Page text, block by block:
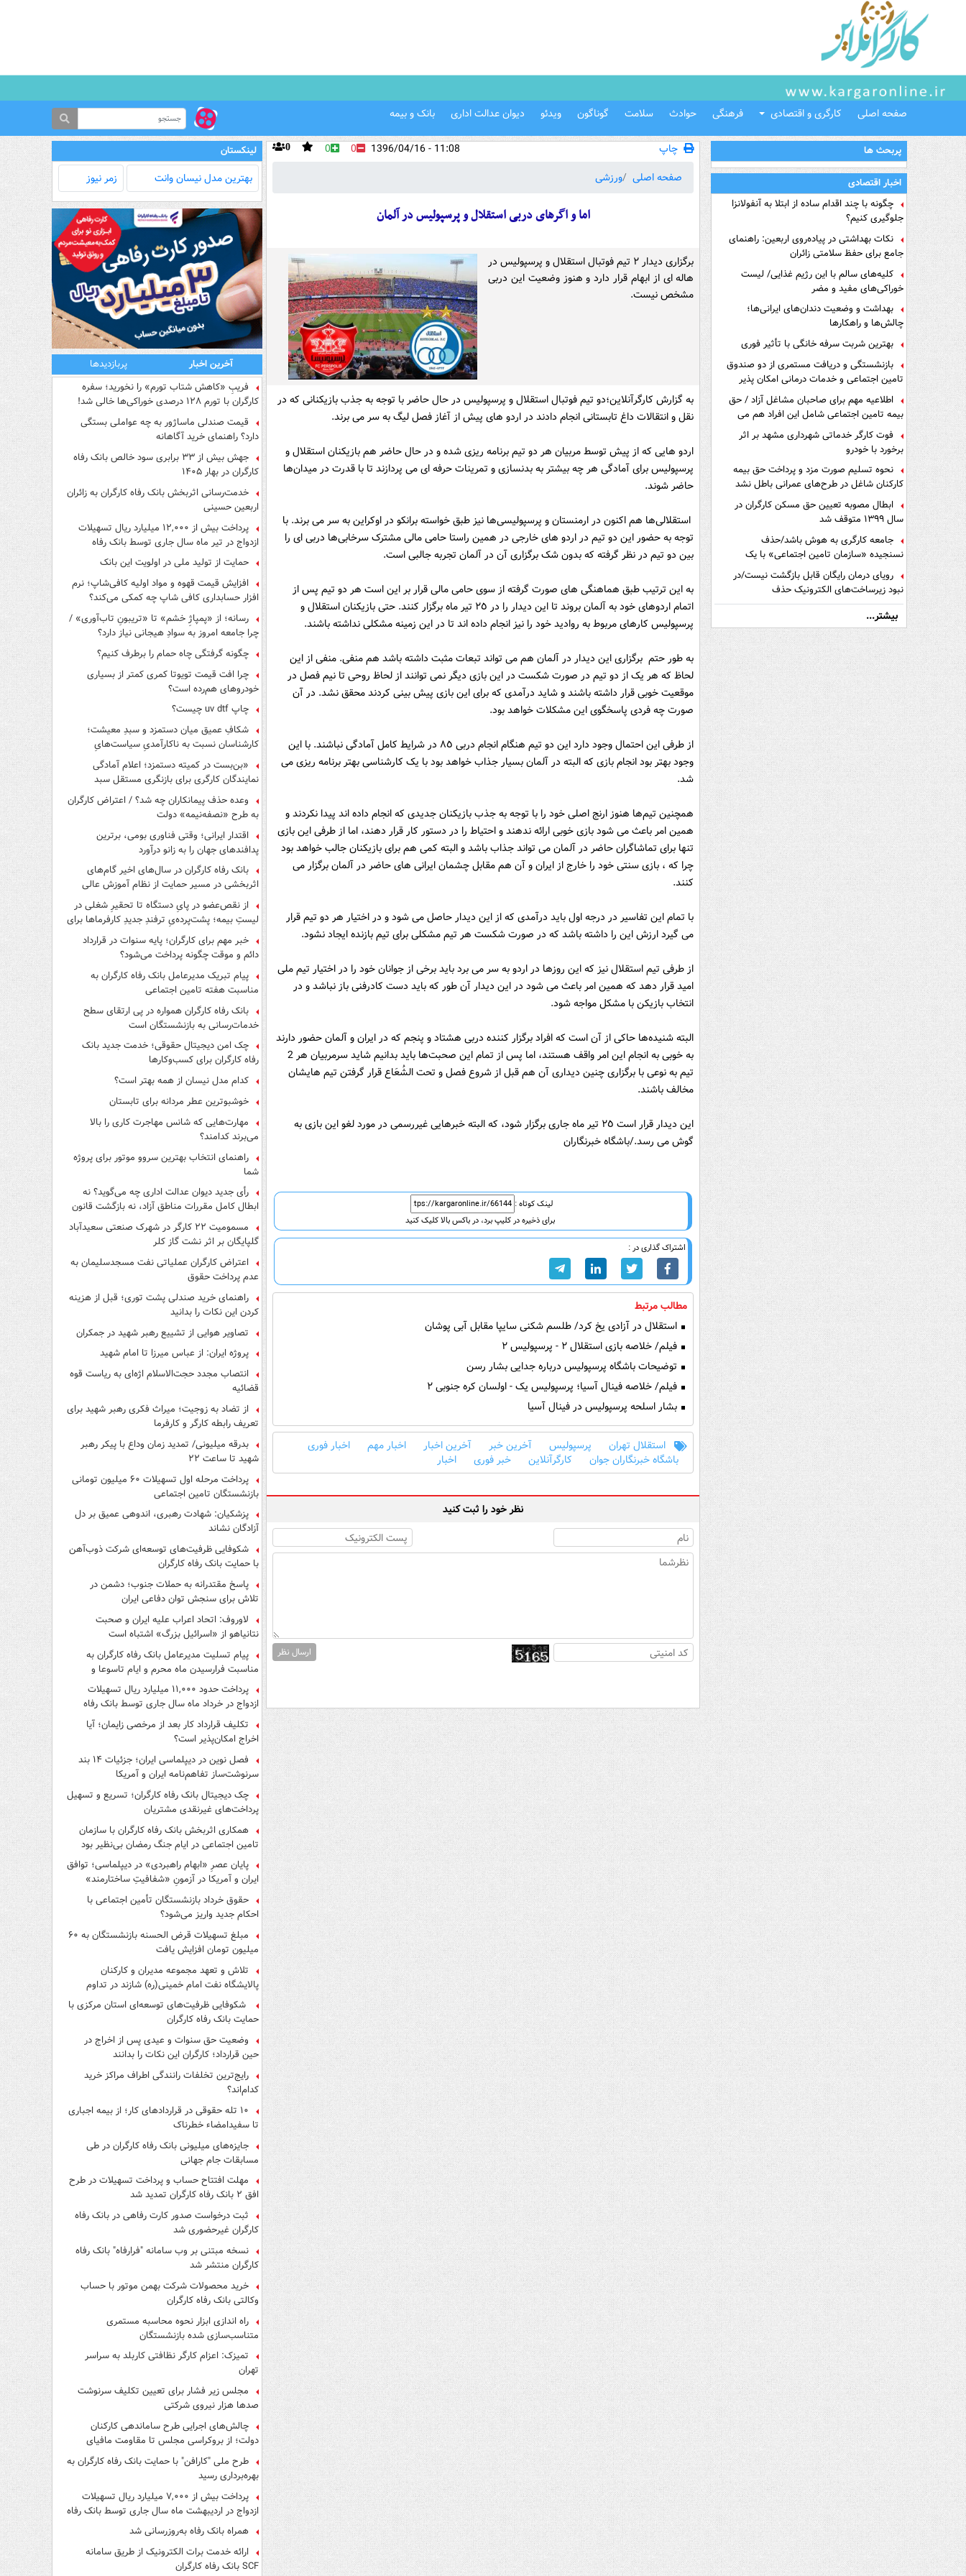
صفحه اصلی کارگری و اقتصادی فرهنگی حوادث سلامت گوناگون ویدئو دیوان عدالت اداری بانک و بیمه
پربحث ها
اخبار اقتصادی
چگونه با چند اقدام ساده از ابتلا به آنفولانزا
جلوگیری کنیم؟
نکات بهداشتی در پیاده‌روی اربعین: راهنمای
جامع برای حفظ سلامتی زائران
کلیه‌های سالم با این رژیم غذایی/ لیست
خوراکی‌های مفید و مضر
بهداشت و وضعیت دندان‌های ایرانی‌ها؛
چالش‌ها و راهکارها
بهترین شربت سرفه خانگی با تأثیر فوری
بازنشستگی و دریافت مستمری از دو صندوق
تامین اجتماعی و خدمات درمانی امکان پذیر
است ؟
اطلاعیه مهم برای صاحبان مشاغل آزاد / حق
بیمه تامین اجتماعی شامل این افراد هم می
شودفوت کارگر خدماتی شهرداری مشهد بر اثر
برخورد با خودرو
نحوه تسلیم صورت مزد و پرداخت حق بیمه
کارکنان شاغل در طرح‌های عمرانی باطل نشد
ابطال مصوبه تعیین حق مسکن کارگران در
سال ۱۳۹۹ متوقف شد
جامعه کارگری به هوش باشد/حذف
نسنجیده «سازمان تامین اجتماعی» با یک
تفاهم نامه!
رویای درمان رایگان قابل بازگشت نیست/در
نبود زیرساخت‌های الکترونیک حذف
دفترچه‌های بیمه اشتباه مضاعف است
بیشتر...
چاپ 0 0 0
11:08 - 1396/04/16
صفحه اصلی
ورزشی
اما و اگر‌های دربی استقلال و پرسپولیس در آلمان
برگزاری دیدار ۲ تیم فوتبال استقلال و پرسپولیس در
هاله اى از ابهام قرار دارد و هنوز وضعیت این دربى
مشخص نیست.
به گزارش کارگرآنلاین؛دو تیم فوتبال استقلال و پرسپولیس در حال حاضر با توجه به جذب بازیکنانى که در
نقل و انتقالات داغ تابستانى انجام دادند در اردو هاى پیش از آغاز فصل لیگ به سر مى برند.
اردو هایى که از پیش توسط مربیان هر دو تیم برنامه ریزی شده و در حال حاضر هم بازیکنان استقلال و
پرسپولیس براى آمادگى هر چه بیشتر به بدنسازى و تمرینات حرفه اى مى پردازند تا با قدرت در میدان‌ها
حاضر شوند.
استقلالى‌ها هم اکنون در ارمنستان و پرسپولیسى‌ها نیز طبق خواسته برانکو در اوکراین به سر مى برند. با
توجه به حضور این دو تیم در اردو هاى خارجى در همین راستا حامى مالى مشترک سرخابى‌ها دربى اى را
بین دو تیم در نظر گرفته که بدون شک برگزارى آن در آلمان تجربه جالبى است.
به این ترتیب طبق هماهنگى هاى صورت گرفته از سوى حامى مالى قرار بر این است هر دو تیم پس از
اتمام اردوهای خود به آلمان بروند تا این دیدار را در ٢٥ تیر ماه برگزار کنند. حتى بازیکنان استقلال و
پرسپولیس کارهاى مربوط به روادید خود را نیز انجام داده اند تا در این زمینه مشکلى نداشته باشند.
به طور حتم برگزارى این دیدار در آلمان هم مى تواند تبعات مثبت داشته باشد هم منفى. منفى از این
لحاظ که هر یک از دو تیم در صورت شکست در این بازى دیگر نمى توانند از لحاظ روحى تا نیم فصل در
موقعیت خوبى قرار داشته باشند و شاید درآمدى که براى این بازى پیش بینى کردند محقق نشد. در آن
صورت چه فردى پاسخگوى این مشکلات خواهد بود.
از طرفى این احتمال وجود دارد این دو تیم هنگام انجام دربى ٨٥ در شرایط کامل آمادگى نباشند. با این
وجود بهتر بود انجام بازى که البته در آلمان بسیار جذاب خواهد بود با یک کارشناسى بهتر برنامه ریزى می
شد.
همچنین تیم‌ها هنوز ارنج اصلى خود را با توجه به جذب بازیکنان جدیدى که انجام داده اند پیدا نکردند و
همین امر باعث مى شود بازی خوبی ارائه ندهند و احتیاط را در دستور کار قرار دهند، اما از طرفى این بازى
تنها براى تماشاگران حاضر در آلمان مى تواند جذاب باشد و البته کمى هم براى بازیکنان جالب خواهد بود
چرا که ، بازى سنتى خود را خارج از ایران و آن هم مقابل چشمان ایرانى هاى حاضر در آلمان برگزار مى
کنند.
با تمام این تفاسیر در درجه اول باید درآمدى که از این دیدار حاصل مى شود و در اختیار هر دو تیم قرار
مى گیرد ارزش این را داشته باشد که در صورت شکست هر تیم مشکلی برای تیم بازنده ایجاد نشود.
از طرفى تیم استقلال نیز که این روز‌ها در اردو به سر مى برد باید برخى از جوانان خود را در اختیار تیم ملی
امید قرار دهد که همین امر باعث مى شود در این دیدار آن طور که باید دست کادرفنی باز نباشد و در
انتخاب بازیکن با مشکل مواجه شود.
البته شنیده‌ها حاکى از آن است که افراد برگزار کننده دربى هشتاد و پنجم که در ایران و آلمان حضور دارند
به خوبى به انجام این امر واقف هستند، اما پس از تمام این صحبت‌ها باید بدانیم شاید سرمربیان هر 2
تیم به نوعى با برگزارى چنین دیدارى آن هم قبل از شروع فصل و تحت الشُعَاع قرار گرفتن تیم هایشان
مخالف باشند.
این دیدار قرار است ٢٥ تیر ماه جارى برگزار شود، که البته خبرهایى غیررسمی در مورد لغو این بازى به
گوش مى رسد./باشگاه خبرنگاران
لینک کوتاه :
برای ذخیره در کلیپ برد، در باکس بالا کلیک کنید
اشتراک گذاری در :
مطالب مرتبط
استقلال در آزادی یخ کرد/ طلسم شکنی سایپا مقابل آبی پوشان
فیلم/ خلاصه بازی استقلال ۲ - پرسپولیس ۲
توضیحات باشگاه پرسپولیس درباره جدایی بشار رسن
فیلم/ خلاصه فینال آسیا؛ پرسپولیس یک - اولسان کره جنوبی ۲
بشار اسلحه پرسپولیس در فینال آسیا
استقلال تهران پرسپولیس آخرین خبر آخرین اخبار اخبار مهم
اخبار فوری
باشگاه خبرنگاران جوان
کارگرآنلاین خبر فوری اخبار
نظر خود را ثبت کنید
ارسال نظر
لینکستان
بهترین مدل‌ نیسان وانت زمر نیوز
آخرین اخبار
پربازدیدها
فریبِ «کاهش شتاب تورم» را نخورید؛ سفره
کارگران با تورم ۱۲۸ درصدی خوراکی‌ها خالی شد!
قیمت صندلی ماساژور به چه عواملی بستگی
دارد؟ راهنمای خرید آگاهانه
جهش بیش از ۳۳ برابری سود خالص بانک رفاه
کارگران در بهار ۱۴۰۵
خدمت‌رسانی اثربخش بانک رفاه کارگران به زائران
اربعین حسینی
پرداخت بیش از ۱۲,۰۰۰ میلیارد ریال تسهیلات
ازدواج در تیر ماه سال جاری توسط بانک رفاه
کارگران
حمایت از تولید ملی در اولویت این بانک
افزایش قیمت قهوه و مواد اولیه کافی‌شاپ؛ نرم
افزار حسابداری کافی شاپ چه کمکی می‌کند؟
رسانه؛ از «پمپاژِ خشم» تا «تریبونِ تاب‌آوری» /
چرا جامعه امروز به سوادِ هیجانی نیاز دارد؟
چگونه گرفتگی چاه حمام را برطرف کنیم؟
چرا افت قیمت تویوتا کمری کمتر از بسیاری
خودروهای هم‌رده است؟
چاپ uv dtf چیست؟
شکافِ عمیق میان دستمزد و سبدِ معیشت؛
کارشناسان نسبت به ناکارآمدیِ سیاست‌هایِ
حمایتی هشدار دادند
«بن‌بست در کمیته دستمزد؛ اعلام آمادگی
نمایندگان کارگری برای بازنگری مستقل سبد
وعده حذف پیمانکاران چه شد؟ / اعتراض کارگران
به طرح «نصفه‌نیمه» دولت
اقتدار ایرانی؛ وقتی فناوری بومی، برترین
پدافندهای جهان را به زانو درآورد
بانک رفاه کارگران در سال‌های اخیر گام‌های
اثربخشی در مسیر حمایت از نظام آموزش عالی
برداشته است
از نقص‌عضو در پایِ دستگاه تا تحقیرِ شغلی در
لیستِ بیمه؛ پشت‌پرده‌یِ ترفندِ جدیدِ کارفرماها برای
فرار از قانون چیست؟
خبر مهم برای کارگران؛ پایه سنوات در قرارداد
دائم و موقت چگونه پرداخت می‌شود؟
پیام تبریک مدیرعامل بانک رفاه کارگران به
مناسبت هفته تامین اجتماعی
بانک رفاه کارگران همواره در پی ارتقای سطح
خدمات‌رسانی به بازنشستگان است
چک امن دیجیتال حقوقی؛ خدمت جدید بانک
رفاه کارگران برای کسب‌وکارها
کدام مدل نیسان از همه بهتر است؟
خوشبوترین عطر مردانه برای تابستان
مهارت‌هایی که شانس مهاجرت کاری را بالا
می‌برند کدامند؟
راهنمای انتخاب بهترین سروو موتور برای پروژه
شما
رأی جدید دیوان عدالت اداری چه می‌گوید؟ نه
ابطال کامل مقررات مناطق آزاد، نه بازگشت قانون
مسمومیت ۲۲ کارگر در شهرک صنعتی سعیدآباد
گلپایگان بر اثر نشت گاز کلر
اعتراض کارگران عملیاتی نفت مسجدسلیمان به
عدم پرداخت حقوق
راهنمای خرید صندلی پشت توری؛ قبل از هزینه
کردن این نکات را بدانید
تصاویر هوایی از تشییع رهبر شهید در جمکران
پروژه ایران: از عباس میرزا تا امام شهید
انتصاب مجدد حجت‌الاسلام اژه‌ای به ریاست قوه‌
قضائیه
از تضاد به زوجیت؛ میراث فکری رهبر شهید برای
تعریف رابطه کارگر و کارفرما
بدرقه میلیونی/ تمدید زمان وداع با پیکر رهبر
شهید تا ساعت ۲۲
پرداخت مرحله اول تسهیلات ۶۰ میلیون تومانی
بازنشستگان تامین اجتماعی
پزشکیان: شهادت رهبری، اندوهی عمیق بر دل
آزادگان نشاند
شکوفایی ظرفیت‌های توسعه‌ای شرکت ذوب‌آهن
با حمایت‌ بانک رفاه کارگران
پاسخ مقتدرانه به حملات جنوب؛ دشمن در
تلاش برای سنجش توان دفاعی ایران
لاوروف: اتحاد اعراب علیه ایران و صحبت
نتانیاهو از «اسرائیل بزرگ» اشتباه است
پیام تسلیت مدیرعامل بانک رفاه کارگران به
مناسبت فرارسیدن ماه محرم و ایام تاسوعا و
عاشورای حسینی
پرداخت حدود ۱۱,۰۰۰ میلیارد ریال تسهیلات
ازدواج در خرداد ماه سال جاری توسط بانک رفاه
کارگران
تکلیف قرارداد کار بعد از مرخصی زایمان؛ آیا
اخراج امکان‌پذیر است؟
فصل نوین در دیپلماسی ایران؛ جزئیات ۱۴ بند
سرنوشت‌ساز تفاهم‌نامه ایران و آمریکا
چک دیجیتال بانک رفاه کارگران؛ تسریع و تسهیل
پرداخت‌های غیرنقدی مشتریان
همکاری اثربخش بانک رفاه کارگران با سازمان
تامین اجتماعی در ایام جنگ رمضان بی‌نظیر بود
پایان عصرِ «ابهام راهبردی» در دیپلماسی؛ توافق
ایران و آمریکا در آزمونِ «شفافیتِ ساختارمند»
حقوق خرداد بازنشستگان تأمین اجتماعی با
احکام جدید واریز می‌شود؟
مبلغ تسهیلات قرض الحسنه بازنشستگان به ۶۰
میلیون تومان افزایش یافت
تلاش و تعهد مجموعه مدیران و کارکنان
پالایشگاه نفت امام خمینی(ره) شازند در تداوم
تولید در ایام جنگ رمضان، شایسته قدردانی است
شکوفایی ظرفیت‌های توسعه‌ای استان مرکزی با
حمایت بانک رفاه کارگران
وضعیت حق سنوات و عیدی پس از اخراج در
حین قرارداد؛ کارگران این نکات را بدانند
رایج‌ترین تخلفات رانندگی اطراف مراکز خرید
کدام‌اند؟
۱۰ تله حقوقی در قراردادهای کار؛ از بیمه اجباری
تا سفیدامضاء خطرناک
جایزه‌های میلیونی بانک رفاه کارگران در طی
مسابقات جام جهانی
مهلت افتتاح حساب و پرداخت تسهیلات در طرح
افق ۲ بانک رفاه کارگران تمدید شد
ثبت درخواست صدور کارت رفاهی در بانک رفاه
کارگران غیرحضوری شد
نسخه مبتنی بر وب سامانه "فرارفاه" بانک رفاه
کارگران منتشر شد
خرید محصولات شرکت بهمن موتور با حساب
وکالتی بانک رفاه کارگران
راه اندازی ابزار نحوه محاسبه مستمری
متناسب‌سازی شده بازنشستگان
تمیزک: اعزام کارگر نظافتی کاربلد به سراسر
تهران
مجلس زیر فشار برای تعیین تکلیف سرنوشت
صدها هزار نیروی شرکتی
چالش‌های اجرایی طرح ساماندهی کارکنان
دولت؛ از بروکراسی مجلس تا مقاومت مافیای
واسطه‌گری
طرح ملی "کارافن" با حمایت بانک رفاه کارگران به
بهره‌برداری رسید
پرداخت بیش از ۷,۰۰۰ میلیارد ریال تسهیلات
ازدواج در اردیبهشت ماه سال جاری توسط بانک رفاه
کارگران
همراه بانک رفاه به‌روزرسانی شد
ارائه خدمت برات الکترونیک از طریق سامانه
SCF بانک رفاه کارگران